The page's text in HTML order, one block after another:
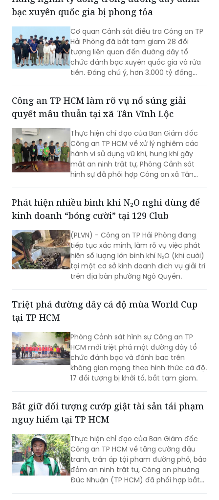
Cơ quan Cảnh sát điều tra Công an TP
Hải Phòng đã bắt tạm giam 28 đối
tượng liên quan đến đường dây tổ
chức đánh bạc xuyên quốc gia và rửa
tiền. Đáng chú ý, hơn 3.000 tỷ đồng
trong 2.003 tài khoản tại 36 ngân hàng
đã bị phong tỏa để phục vụ điều tra.
Công an TP HCM làm rõ vụ nổ súng giải
Thực hiện chỉ đạo của Ban Giám đốc
Công an TP HCM về xử lý nghiêm các
hành vi sử dụng vũ khí, hung khí gây
mất an ninh trật tự, Phòng Cảnh sát
hình sự đã phối hợp Công an xã Tân
Vĩnh Lộc, Công an xã Đông Thạnh và
các đơn vị liên quan nhanh chóng điều
tra, làm rõ vụ “Cố ý gây thương tích” và
30/7 tại ấp 14, xã Tân Vĩnh Lộc.
Phát hiện nhiều bình khí N₂O nghi dùng để
(PLVN) - Công an TP Hải Phòng đang
tiếp tục xác minh, làm rõ vụ việc phát
hiện số lượng lớn bình khí N₂O (khí cười)
tại một cơ sở kinh doanh dịch vụ giải trí
trên địa bàn phường Ngô Quyền.
Triệt phá đường dây cá độ mùa World Cup
Phòng Cảnh sát hình sự Công an TP
chức đánh bạc và đánh bạc trên
không gian mạng theo hình thức cá độ.
17 đối tượng bị khởi tố, bắt tạm giam.
Bắt giữ đối tượng cướp giật tài sản tái phạm
Thực hiện chỉ đạo của Ban Giám đốc
Công an TP HCM về tăng cường đấu
tranh, trấn áp tội phạm đường phố, bảo
đảm an ninh trật tự, Công an phường
Đức Nhuận (TP HCM) đã phối hợp bắt
giữ một đối tượng thực hiện hành vi
cướp giật tài sản, đồng thời chuyển vụ
việc đến Văn phòng Cơ quan Cảnh sát
Khởi tố 3 đối tượng cho vay lãi nặng hơn 82